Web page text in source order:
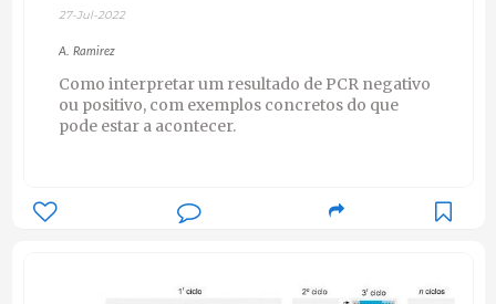
27-Jul-2022
A. Ramirez
Como interpretar um resultado de PCR negativo
ou positivo, com exemplos concretos do que
pode estar a acontecer.